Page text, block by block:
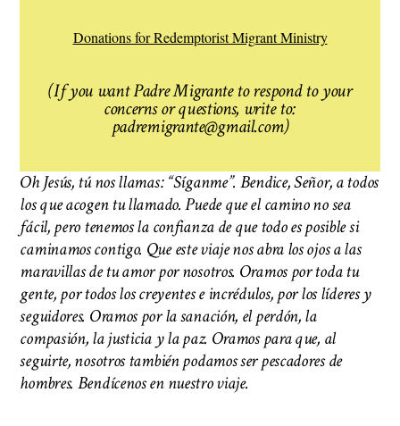
Donations for Redemptorist Migrant Ministry
(If you want Padre Migrante to respond to your
concerns or questions, write to:
padremigrante@gmail.com)
Oh Jesús, tú nos llamas: “Síganme”. Bendice, Señor, a todos
los que acogen tu llamado. Puede que el camino no sea
fácil, pero tenemos la confianza de que todo es posible si
caminamos contigo. Que este viaje nos abra los ojos a las
maravillas de tu amor por nosotros. Oramos por toda tu
gente, por todos los creyentes e incrédulos, por los líderes y
seguidores. Oramos por la sanación, el perdón, la
compasión, la justicia y la paz. Oramos para que, al
seguirte, nosotros también podamos ser pescadores de
hombres. Bendícenos en nuestro viaje.